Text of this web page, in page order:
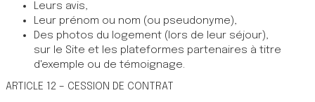
Leurs avis,
Leur prénom ou nom (ou pseudonyme),
Des photos du logement (lors de leur séjour),
sur le Site et les plateformes partenaires à titre
d'exemple ou de témoignage.
ARTICLE 12 – CESSION DE CONTRAT